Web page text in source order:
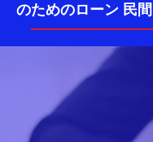
のためのローン 民間